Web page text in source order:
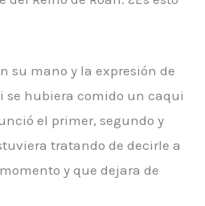
su mano y la expresión de
se hubiera comido un caqui
el primer, segundo y
tratando de decirle a
y que dejara de